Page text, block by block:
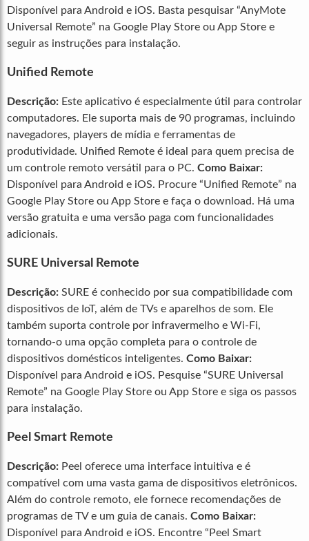
Disponível para Android e iOS. Basta pesquisar “AnyMote
Universal Remote” na Google Play Store ou App Store e
seguir as instruções para instalação.
Unified Remote
Descrição: Este aplicativo é especialmente útil para controlar
computadores. Ele suporta mais de 90 programas, incluindo
navegadores, players de mídia e ferramentas de
produtividade. Unified Remote é ideal para quem precisa de
um controle remoto versátil para o PC. Como Baixar:
Disponível para Android e iOS. Procure “Unified Remote” na
Google Play Store ou App Store e faça o download. Há uma
versão gratuita e uma versão paga com funcionalidades
adicionais.
SURE Universal Remote
Descrição: SURE é conhecido por sua compatibilidade com
dispositivos de IoT, além de TVs e aparelhos de som. Ele
também suporta controle por infravermelho e Wi-Fi,
tornando-o uma opção completa para o controle de
dispositivos domésticos inteligentes. Como Baixar:
Disponível para Android e iOS. Pesquise “SURE Universal
Remote” na Google Play Store ou App Store e siga os passos
para instalação.
Peel Smart Remote
Descrição: Peel oferece uma interface intuitiva e é
compatível com uma vasta gama de dispositivos eletrônicos.
Além do controle remoto, ele fornece recomendações de
programas de TV e um guia de canais. Como Baixar:
Disponível para Android e iOS. Encontre “Peel Smart